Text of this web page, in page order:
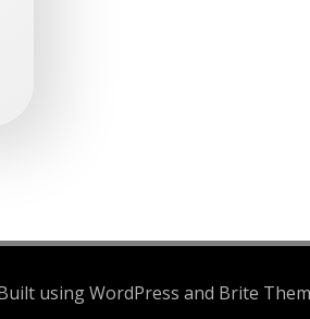
using WordPress and Brite